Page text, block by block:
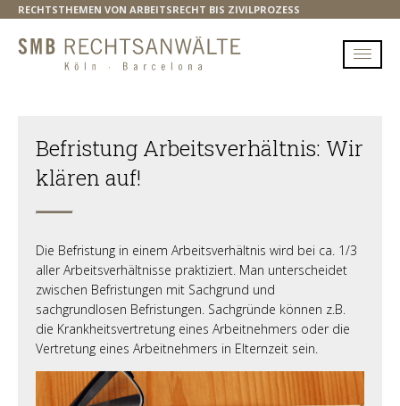
RECHTSTHEMEN VON ARBEITSRECHT BIS ZIVILPROZESS
Befristung Arbeitsverhältnis: Wir
klären auf!
Die Befristung in einem Arbeitsverhältnis wird bei ca. 1/3
aller Arbeitsverhältnisse praktiziert. Man unterscheidet
zwischen Befristungen mit Sachgrund und
sachgrundlosen Befristungen. Sachgründe können z.B.
die Krankheitsvertretung eines Arbeitnehmers oder die
Vertretung eines Arbeitnehmers in Elternzeit sein.